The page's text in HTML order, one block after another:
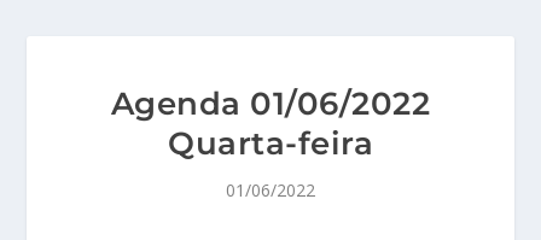
Agenda 01/06/2022
Quarta-feira
01/06/2022